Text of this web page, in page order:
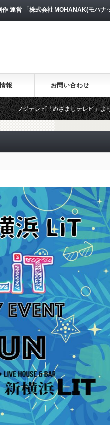
運営 「株式会社 MOHANAK(モハナ
報 お問い合わせ
レビ「めざましテレビ」よりインタビ